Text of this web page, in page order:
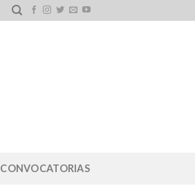
CONVOCATORIAS